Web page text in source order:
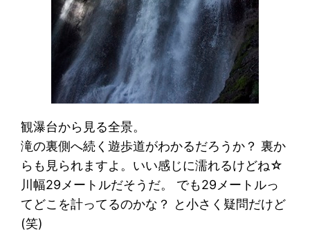
観瀑台から見る全景。
滝の裏側へ続く遊歩道がわかるだろうか？ 裏か
らも見られますよ。いい感じに濡れるけどね☆
川幅29メートルだそうだ。 でも29メートルっ
てどこを計ってるのかな？ と小さく疑問だけど
(笑)